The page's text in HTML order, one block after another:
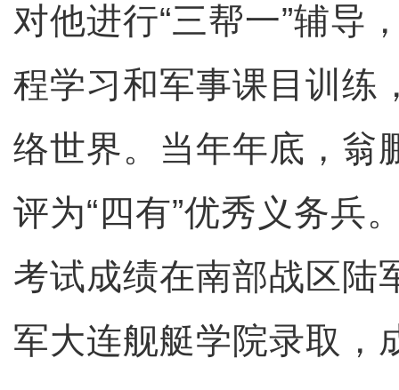
对他进行“三帮一”辅导
程学习和军事课目训练
络世界。当年年底，翁
评为“四有”优秀义务兵
考试成绩在南部战区陆
军大连舰艇学院录取，